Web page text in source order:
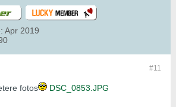
Apr 2019
#11
fotos
DSC_0853.JPG